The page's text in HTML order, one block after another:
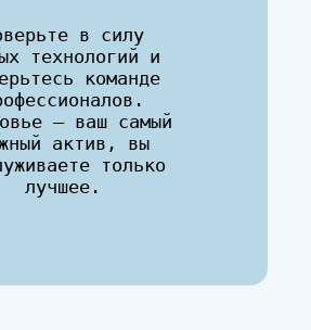
в силу
технологий и
команде
— ваш самый
актив, вы
только
лучшее.